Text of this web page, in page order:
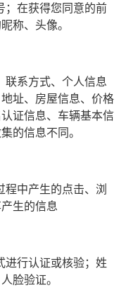
；在获得您同意的前
称、头像。
联系方式、个人信息
址、房屋信息、价格
证信息、车辆基本信
的信息不同。
中产生的点击、浏
生的信息
进行认证或核验；姓
脸验证。